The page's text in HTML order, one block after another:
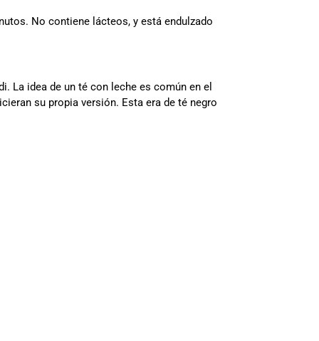
No contiene lácteos, y está endulzado
La idea de un té con leche es común en el
su propia versión. Esta era de té negro